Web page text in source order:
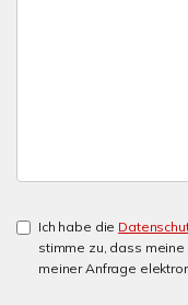
Ich habe die
stimme zu, dass
meiner Anfrage